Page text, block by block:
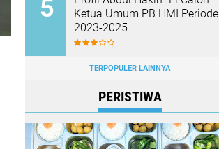
Ketua Umum PB HMI Periode
2023-2025
TERPOPULER LAINNYA
PERISTIWA